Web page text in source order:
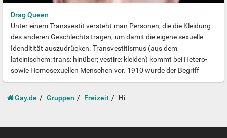
Drag Queen
Unter einem Transvestit versteht man Personen, die die Kleidung
des anderen Geschlechts tragen, um damit die eigene sexuelle
Idenditität auszudrücken. Transvestitismus (aus dem
lateinischem: trans: hinüber; vestire: kleiden) kommt bei Hetero-
sowie Homosexuellen Menschen vor. 1910 wurde der Begriff
Transvestit von Magnus Hirschfeld geprägt. Umgangssprachlich
und auch oft in beleidigendem Zusammenhang wird das Wort
“Transe” verwendet. Transvestiten unterscheiden sich von Drag
werden den Transgendern zugeordnet. Oft weiß das soziale
Gay.de Gruppen Freizeit Hi